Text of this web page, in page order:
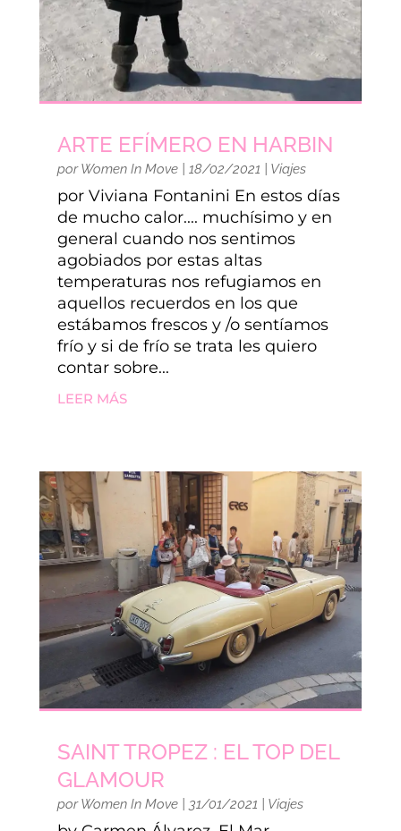
ARTE EFÍMERO EN HARBIN
porWomen In Move| 18/02/2021 Viajes
por Viviana Fontanini En estos días
de mucho calor.... muchísimo y en
general cuando nos sentimos
agobiados por estas altas
temperaturas nos refugiamos en
aquellos recuerdos en los que
estábamos frescos y /o sentíamos
frío y si de frío se trata les quiero
contar sobre...
LEER MÁS
SAINT TROPEZ : EL TOP DEL
GLAMOUR
porWomen In Move| 31/01/2021 Viajes